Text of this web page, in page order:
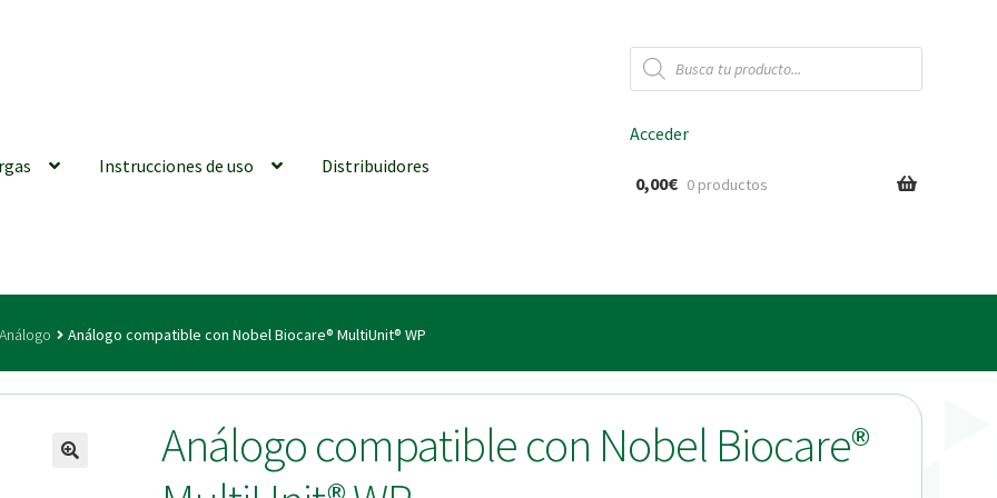
Búsqueda
de
productos
Instrucciones de uso Distribuidores
generales Conexiones CAD CAM Distribuidores Finalizar Pedido
| Tienda Online!
Acceder
0,00€ 0 productos
Análogo Análogo compatible con Nobel Biocare® MultiUnit® WP
Análogo compatible con Nobel Biocare®